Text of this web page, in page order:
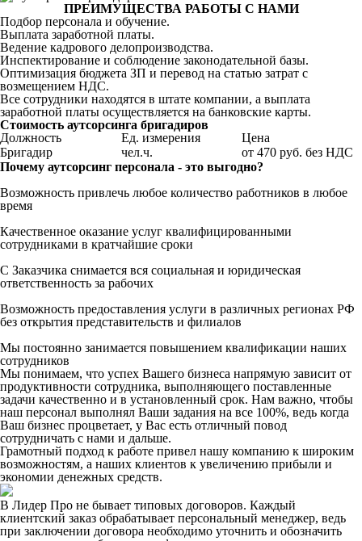
ПРЕИМУЩЕСТВА РАБОТЫ С НАМИ
Подбор персонала и обучение.
Выплата заработной платы.
Ведение кадрового делопроизводства.
Инспектирование и соблюдение законодательной базы.
Оптимизация бюджета ЗП и перевод на статью затрат с
возмещением НДС.
Все сотрудники находятся в штате компании, а выплата
заработной платы осуществляется на банковские карты.
Стоимость аутсорсинга бригадиров
Должность
Ед. измерения
Цена
Бригадир
чел.ч.
от 470 руб. без НДС
Почему аутсорсинг персонала - это выгодно?
Возможность привлечь любое количество работников в любое
время
Качественное оказание услуг квалифицированными
сотрудниками в кратчайшие сроки
С Заказчика снимается вся социальная и юридическая
ответственность за рабочих
Возможность предоставления услуги в различных регионах РФ
без открытия представительств и филиалов
Мы постоянно занимается повышением квалификации наших
сотрудников
Мы понимаем, что успех Вашего бизнеса напрямую зависит от
продуктивности сотрудника, выполняющего поставленные
задачи качественно и в установленный срок. Нам важно, чтобы
наш персонал выполнял Ваши задания на все 100%, ведь когда
Ваш бизнес процветает, у Вас есть отличный повод
сотрудничать с нами и дальше.
Грамотный подход к работе привел нашу компанию к широким
возможностям, а наших клиентов к увеличению прибыли и
экономии денежных средств.
В Лидер Про не бывает типовых договоров. Каждый
клиентский заказ обрабатывает персональный менеджер, ведь
при заключении договора необходимо уточнить и обозначить